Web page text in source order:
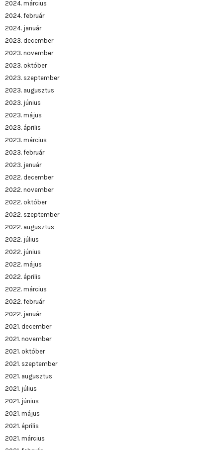
2024. március
2024. február
2024. január
2023. december
2023. november
2023. október
2023. szeptember
2023. augusztus
2023. június
2023. május
2023. április
2023. március
2023. február
2023. január
2022. december
2022. november
2022. október
2022. szeptember
2022. augusztus
2022. július
2022. június
2022. május
2022. április
2022. március
2022. február
2022. január
2021. december
2021. november
2021. október
2021. szeptember
2021. augusztus
2021. július
2021. június
2021. május
2021. április
2021. március